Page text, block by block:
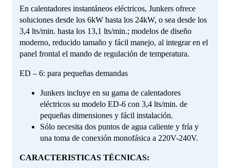
En calentadores instantáneos eléctricos, Junkers ofrece
soluciones desde los 6kW hasta los 24kW, o sea desde los
3,4 lts/min. hasta los 13,1 lts/min.; modelos de diseño
moderno, reducido tamaño y fácil manejo, al integrar en el
panel frontal el mando de regulación de temperatura.
ED – 6: para pequeñas demandas
Junkers incluye en su gama de calentadores
eléctricos su modelo ED-6 con 3,4 lts/min. de
pequeñas dimensiones y fácil instalación.
Sólo necesita dos puntos de agua caliente y fría y
una toma de conexión monofásica a 220V-240V.
CARACTERISTICAS TÉCNICAS: